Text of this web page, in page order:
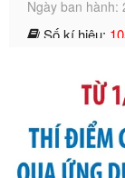
Tên: Thông tư
bỏ Thông tư số
Ngày ban
Số kí hiệu:
Tên: Nghị định
đổi, bổ sung